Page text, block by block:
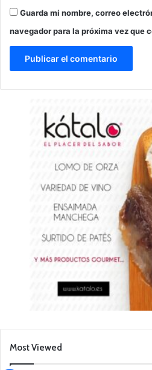
Guarda mi nombre, correo
navegador para la próxima vez que
Most Viewed